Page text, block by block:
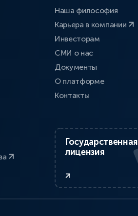
Наша философия
Карьера в компании
Инвесторам
СМИ о нас
Документы
О платформе
Контакты
Государственная
лицензия